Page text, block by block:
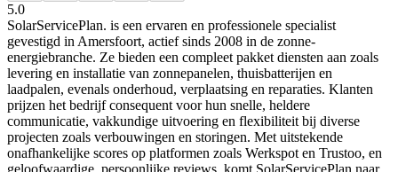
5.0
SolarServicePlan. is een ervaren en professionele specialist
gevestigd in Amersfoort, actief sinds 2008 in de zonne-
energiebranche. Ze bieden een compleet pakket diensten aan zoals
levering en installatie van zonnepanelen, thuisbatterijen en
laadpalen, evenals onderhoud, verplaatsing en reparaties. Klanten
prijzen het bedrijf consequent voor hun snelle, heldere
communicatie, vakkundige uitvoering en flexibiliteit bij diverse
projecten zoals verbouwingen en storingen. Met uitstekende
onafhankelijke scores op platformen zoals Werkspot en Trustoo, en
geloofwaardige, persoonlijke reviews, komt SolarServicePlan naar